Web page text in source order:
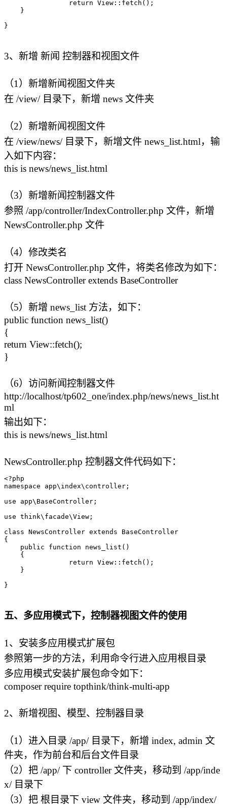
}
}
3、新增 新闻 控制器和视图文件
（1）新增新闻视图文件夹
在 /view/ 目录下，新增 news 文件夹
（2）新增新闻视图文件
在 /view/news/ 目录下，新增文件 news_list.html，输
入如下内容：
this is news/news_list.html
（3）新增新闻控制器文件
参照 /app/controller/IndexController.php 文件，新增
NewsController.php 文件
（4）修改类名
打开 NewsController.php 文件，将类名修改为如下：
class NewsController extends BaseController
（5）新增 news_list 方法，如下：
public function news_list()
{
return View::fetch();
}
（6）访问新闻控制器文件
http://localhost/tp602_one/index.php/news/news_list.ht
ml
输出如下：
this is news/news_list.html
NewsController.php 控制器文件代码如下：
<?php
namespace app\index\controller;
use app\BaseController;
use think\facade\View;
class NewsController extends BaseController
{
public function news_list()
{
}
}
五、多应用模式下，控制器视图文件的使用
1、安装多应用模式扩展包
参照第一步的方法，利用命令行进入应用根目录
多应用模式安装扩展包命令如下：
composer require topthink/think-multi-app
2、新增视图、模型、控制器目录
（1）进入目录 /app/ 目录下，新增 index, admin 文
件夹，作为前台和后台文件目录
（2）把 /app/ 下 controller 文件夹，移动到 /app/inde
x/ 目录下
（3）把 根目录下 view 文件夹，移动到 /app/index/